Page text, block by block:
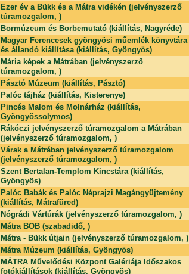
Ezer év a Bükk és a Mátra vidékén (jelvényszerző
túramozgalom, )
Bormúzeum és Borbemutató (kiállítás, Nagyréde)
Magyar Ferencesek gyöngyösi műemlék könyvtára
és állandó kiállítása (kiállítás, Gyöngyös)
Mária képek a Mátrában (jelvényszerző
túramozgalom, )
Pásztó Múzeum (kiállítás, Pásztó)
Palóc tájház (kiállítás, Kisterenye)
Pincés Malom és Molnárház (kiállítás,
Gyöngyössolymos)
Rákóczi jelvényszerző túramozgalom a Mátrában
(jelvényszerző túramozgalom, )
Várak a Mátrában jelvényszerző túramozgalom
(jelvényszerző túramozgalom, )
Szent Bertalan-Templom Kincstára (kiállítás,
Gyöngyös)
Palóc Babák és Palóc Néprajzi Magángyüjtemény
(kiállítás, Mátrafüred)
Nógrádi Vártúrák (jelvényszerző túramozgalom, )
Mátra BOB (szabadidő, )
Mátra - Bükk útjain (jelvényszerző túramozgalom, )
Mátra Múzeum (kiállítás, Gyöngyös)
MÁTRA Művelődési Központ Galériája Időszakos
fotókiállítások (kiállítás, Gyöngyös)